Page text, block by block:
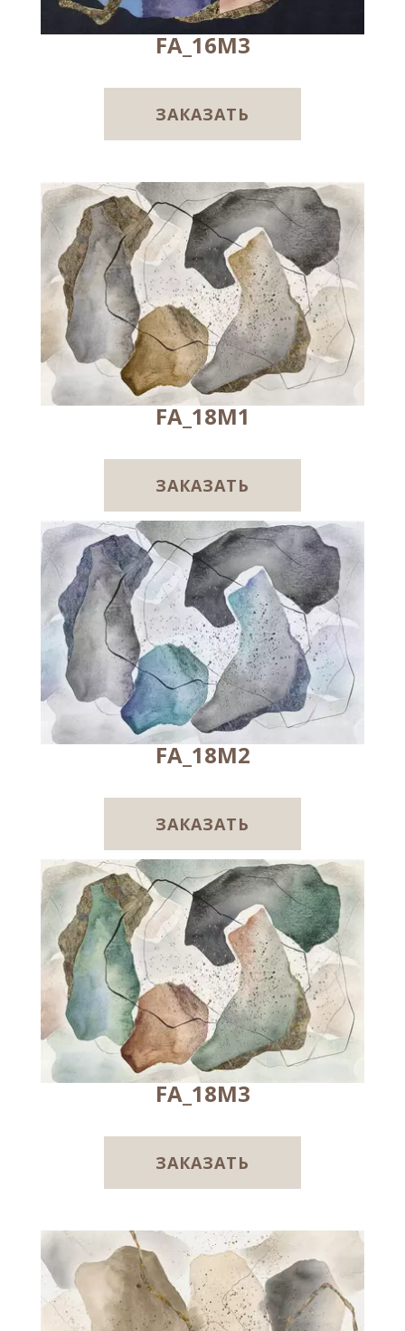
FA_16M3
ЗАКАЗАТЬ
FA_18M1
ЗАКАЗАТЬ
FA_18M2
ЗАКАЗАТЬ
FA_18M3
ЗАКАЗАТЬ